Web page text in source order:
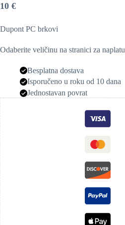
10 €
Dupont PC brkovi
Odaberite veličinu na stranici za naplatu
Besplatna dostava
Isporučeno u roku od 10 dana
Jednostavan povrat